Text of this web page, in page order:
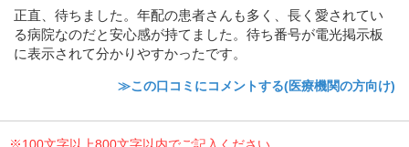
正直、待ちました。年配の患者さんも多く、長く愛されてい
る病院なのだと安心感が持てました。待ち番号が電光掲示板
に表示されて分かりやすかったです。
≫この口コミにコメントする(医療機関の方向け)
※100文字以上800文字以内でご記入ください